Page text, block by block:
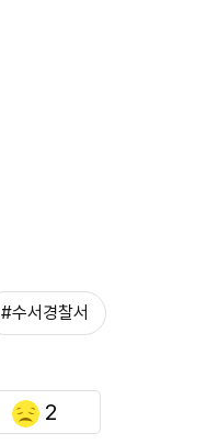
#수서경찰서
2